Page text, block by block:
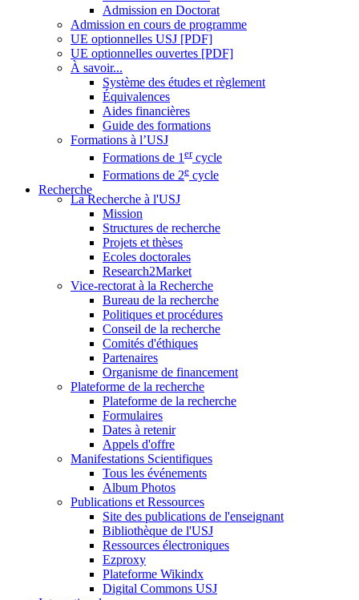
Admission en Doctorat
Admission en cours de programme
UE optionnelles USJ [PDF]
UE optionnelles ouvertes [PDF]
À savoir...
Système des études et règlement
Équivalences
Aides financières
Guide des formations
Formations à l’USJ
Formations de 1 ercycle
Formations de 2e cycle
Recherche
La Recherche à l'USJ
Mission
Structures de recherche
Projets et thèses
Ecoles doctorales
Research2Market
Vice-rectorat à la Recherche
Bureau de la recherche
Politiques et procédures
Conseil de la recherche
Comités d'éthiques
Partenaires
Organisme de financement
Plateforme de la recherche
Plateforme de la recherche
Formulaires
Dates à retenir
Appels d'offre
Manifestations Scientifiques
Tous les événements
Album Photos
Publications et Ressources
Site des publications de l'enseignant
Bibliothèque de l'USJ
Ressources électroniques
Ezproxy
Plateforme Wikindx
Digital Commons USJ